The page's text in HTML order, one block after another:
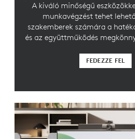
A kiváló minőségű
munkavégzést tehet
szakemberek számára a
és az együttműködés
FEDEZZE FEL